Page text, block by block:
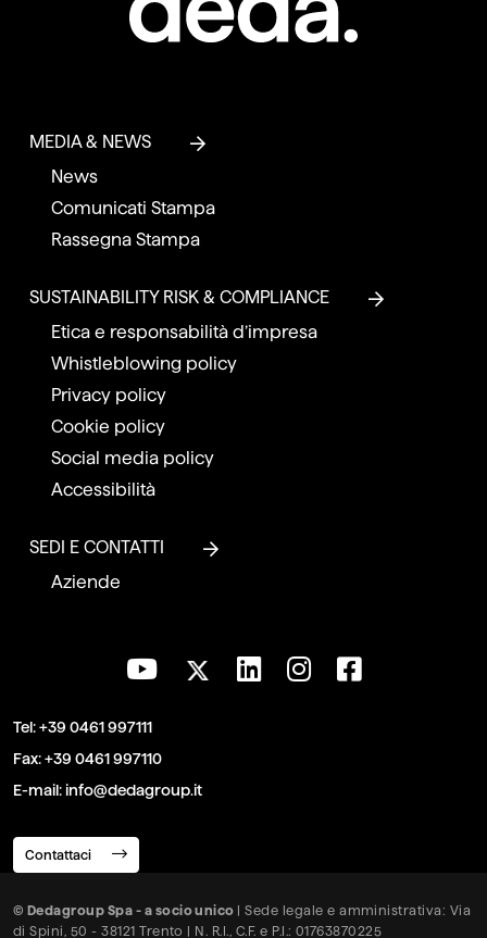
MEDIA & NEWS
News
Comunicati Stampa
Rassegna Stampa
SUSTAINABILITY RISK & COMPLIANCE
Etica e responsabilità d’impresa
Whistleblowing policy
Privacy policy
Cookie policy
Social media policy
Accessibilità
SEDI E CONTATTI
Aziende
Tel:+39 0461 997111
Fax:+39 0461 997110
E-mail:info@dedagroup.it
Contattaci
© Dedagroup Spa - a socio unico | Sede legale e amministrativa: Via
di Spini, 50 - 38121 Trento | N. R.I., C.F. e P.I.: 01763870225